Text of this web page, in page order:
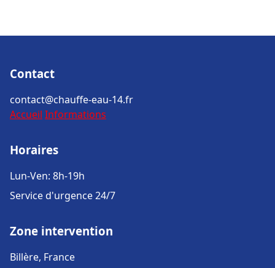
Contact
contact@chauffe-eau-14.fr
Accueil Informations
Horaires
Lun-Ven: 8h-19h
Service d'urgence 24/7
Zone intervention
Billère, France